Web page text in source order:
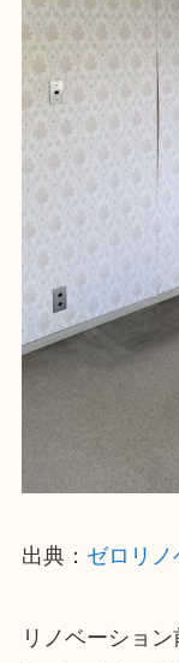
出典： ゼロリノ
リノベーショ